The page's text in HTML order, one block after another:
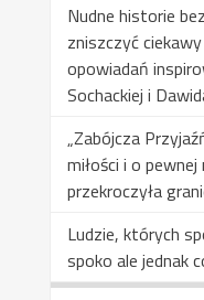
Nudne historie
zniszczyć
opowiadań
Sochackiej i
„Zabójcza
miłości i o
przekroczyła
Ludzie, których
spoko ale jednak